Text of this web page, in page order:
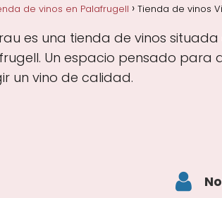
de vinos en Palafrugell Tienda de vinos
es una tienda de vinos
Un espacio pensado
un vino de calidad.